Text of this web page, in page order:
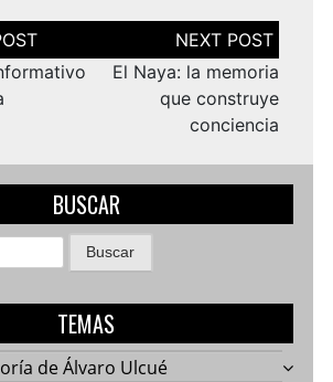
El Naya: la memoria
que construye
conciencia
BUSCAR
TEMAS
de Álvaro Ulcué